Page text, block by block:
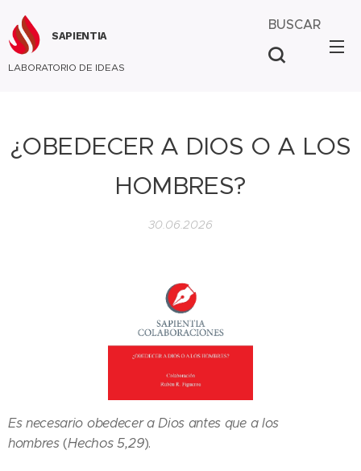
SAPIENTIA
LABORATORIO DE IDEAS
BUSCAR
¿OBEDECER A DIOS O A LOS
HOMBRES?
30.06.2026
Es necesario obedecer a Dios antes que a los
hombres(Hechos 5,29).